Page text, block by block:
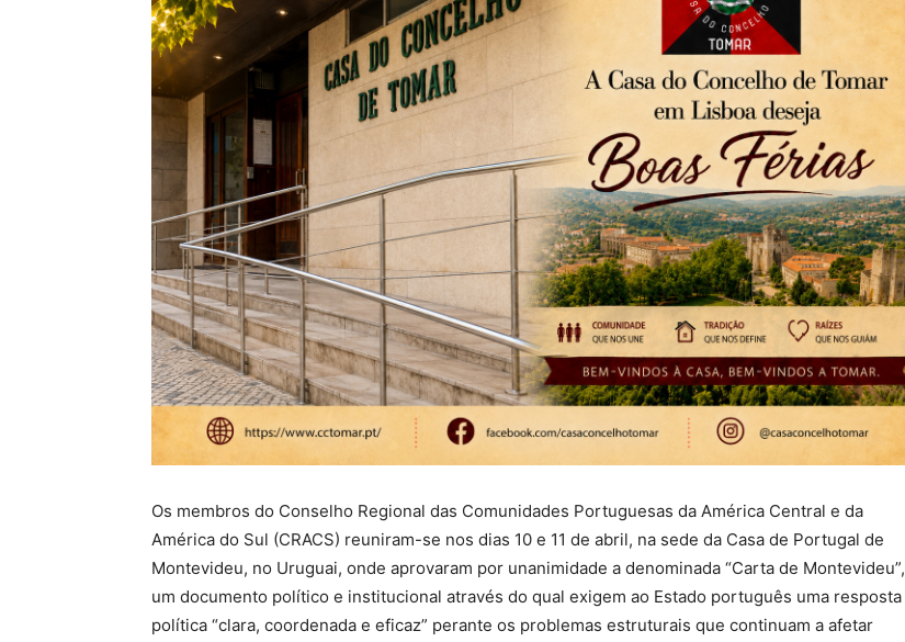
Os membros do Conselho Regional das Comunidades Portuguesas da América Central e da
América do Sul (CRACS) reuniram-se nos dias 10 e 11 de abril, na sede da Casa de Portugal de
Montevideu, no Uruguai, onde aprovaram por unanimidade a denominada “Carta de Montevideu”,
um documento político e institucional através do qual exigem ao Estado português uma resposta
política “clara, coordenada e eficaz” perante os problemas estruturais que continuam a afetar